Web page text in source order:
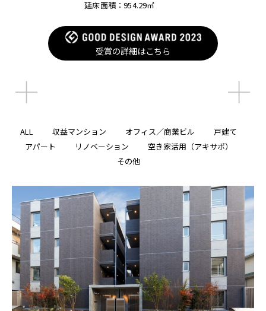
延床面積：954.29㎡
受賞の詳細はこちら
延床面積：954.29㎡
受賞の詳細はこちら
延床面積：954.29㎡
ALL 収益マンション オフィス／商業ビル
戸建て
アパート
リノベーション
空き家活用（アキサポ）
その他